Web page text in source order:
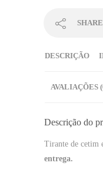
SHARE
DESCRIÇÃO
AVALIAÇÕES
Descrição do
Tirante de cetim
entrega.